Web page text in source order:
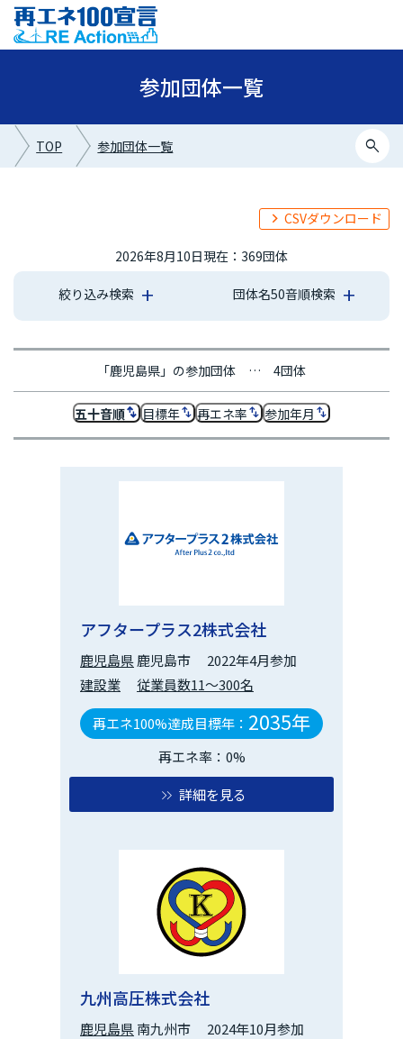
参加団体一覧
TOP 参加団体一覧 search
CSVダウンロード
2026年8月10日現在：369団体
絞り込み検索 団体名50音順検索
「鹿児島県」の参加団体 … 4団体
五十音順 目標年 再エネ率 参加年月
アフタープラス2株式会社
鹿児島県鹿児島市
2022年4月参加
建設業
従業員数11～300名
再エネ100%達成目標年： 2035年
再エネ率：0%
詳細を見る
九州高圧株式会社
鹿児島県南九州市
2024年10月参加